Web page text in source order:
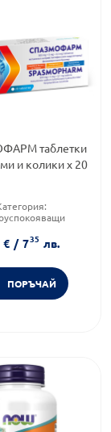
таблетки
и колики х 20
benu.bg
€ / 735 лв.
ПОРЪЧАЙ